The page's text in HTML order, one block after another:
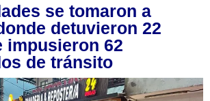
se tomaron a
detuvieron 22
impusieron 62
de tránsito